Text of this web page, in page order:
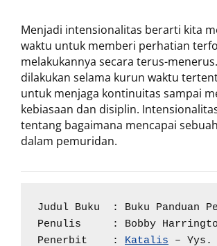
Menjadi intensionalitas berarti kita
waktu untuk memberi perhatian
melakukannya secara terus-
dilakukan selama kurun waktu
untuk menjaga kontinuitas sampai
kebiasaan dan disiplin.
tentang bagaimana mencapai
dalam pemuridan.
Judul Buku  : Buku Panduan
Penulis     : Bobby
Penerbit    : Katalis – Yys.